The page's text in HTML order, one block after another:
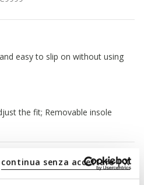
continua senza accettare | X
easy to slip on without using
the fit; Removable insole